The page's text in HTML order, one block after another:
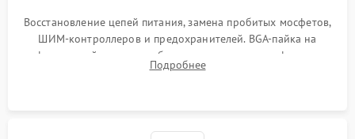
Восстановление цепей питания, замена пробитых мосфетов,
ШИМ-контроллеров и предохранителей. BGA-пайка на
инфракрасной станции реболлинг или замена графического
чипа и дефектной памяти GDDR. Прошивка BIOS
Подробнее